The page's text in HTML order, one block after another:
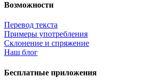
Возможности
Перевод текста
Примеры употребления
Склонение и спряжение
Наш блог
Бесплатные приложения